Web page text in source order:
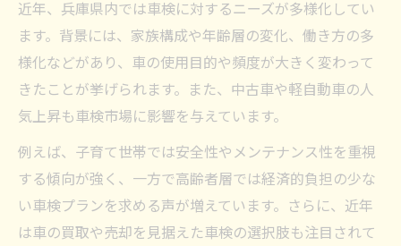
近年、兵庫県内では車検に対するニーズが多様化してい
ます。背景には、家族構成や年齢層の変化、働き方の多
様化などがあり、車の使用目的や頻度が大きく変わって
きたことが挙げられます。また、中古車や軽自動車の人
気上昇も車検市場に影響を与えています。
例えば、子育て世帯では安全性やメンテナンス性を重視
する傾向が強く、一方で高齢者層では経済的負担の少な
い車検プランを求める声が増えています。さらに、近年
は車の買取や売却を見据えた車検の選択肢も注目されて